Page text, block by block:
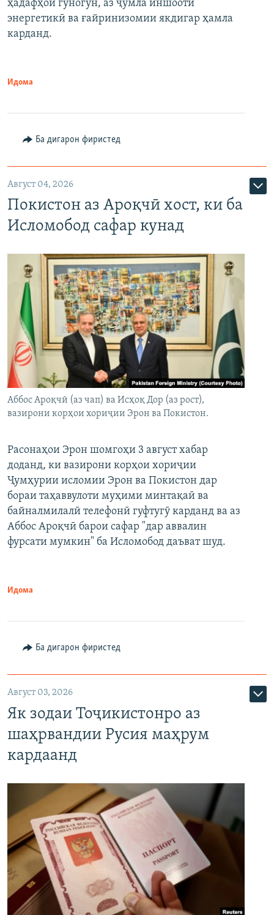
ҳадафҳои гуногун, аз ҷумла иншооти
энергетикӣ ва ғайринизомии якдигар ҳамла
карданд.
Идома
Ба дигарон фиристед
Август 04, 2026
Покистон аз Ароқчӣ хост, ки ба
Исломобод сафар кунад
Аббос Ароқчӣ (аз чап) ва Исҳоқ Дор (аз рост),
вазирони корҳои хориҷии Эрон ва Покистон.
Расонаҳои Эрон шомгоҳи 3 август хабар
доданд, ки вазирони корҳои хориҷии
Ҷумҳурии исломии Эрон ва Покистон дар
бораи таҳаввулоти муҳими минтақаӣ ва
байналмилалӣ телефонӣ гуфтугӯ карданд ва аз
Аббос Ароқчӣ барои сафар "дар аввалин
фурсати мумкин" ба Исломобод даъват шуд.
Идома
Ба дигарон фиристед
Август 03, 2026
Як зодаи Тоҷикистонро аз
шаҳрвандии Русия маҳрум
кардаанд